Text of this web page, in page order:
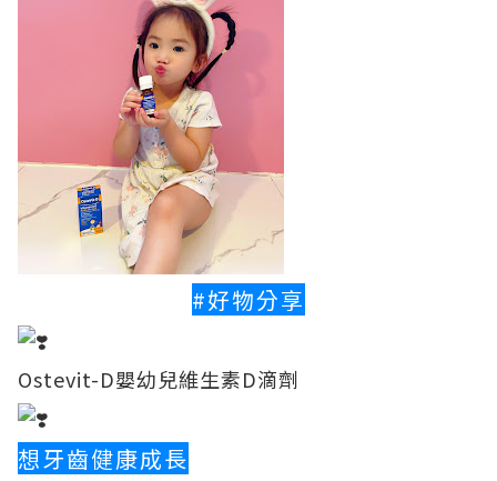
#好物分享
Ostevit-D嬰幼兒維生素D滴劑
想牙齒健康成長